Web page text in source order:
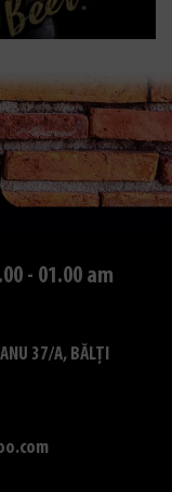
- 01.00 am
37/A, BĂLȚI